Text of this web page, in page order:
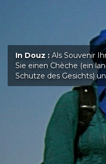
In Douz : Als Souvenir
Sie einen Chèche (ein
Schutze des Gesichts)